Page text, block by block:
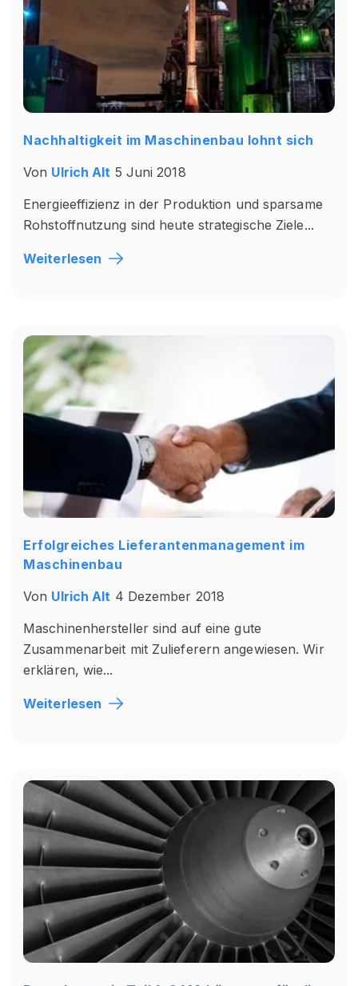
Nachhaltigkeit im Maschinenbau lohnt sich
Von Ulrich Alt 5 Juni 2018
Energieeffizienz in der Produktion und sparsame
Rohstoffnutzung sind heute strategische Ziele...
Weiterlesen
Erfolgreiches Lieferantenmanagement im
Maschinenbau
Von Ulrich Alt 4 Dezember 2018
Maschinenhersteller sind auf eine gute
Zusammenarbeit mit Zulieferern angewiesen. Wir
erklären, wie...
Weiterlesen